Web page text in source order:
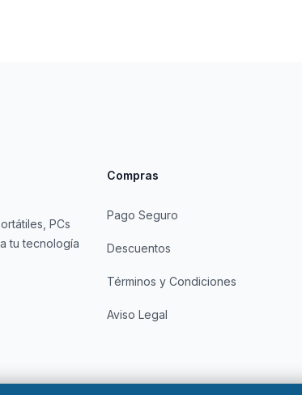
PCs
tu tecnología
Compras
Pago Seguro
Descuentos
Términos y Condiciones
Aviso Legal